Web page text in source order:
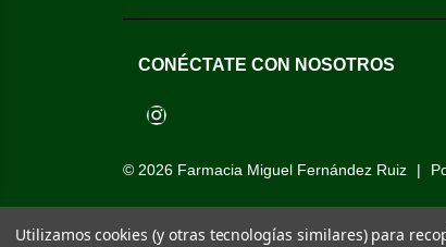
CONÉCTATE CON NOSOTROS
Instagram
© 2026 Farmacia Miguel Fernández Ruiz |
Utilizamos cookies (y otras tecnologías similares) para